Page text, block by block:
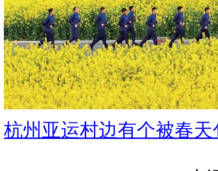
杭州亚运村边有个被春